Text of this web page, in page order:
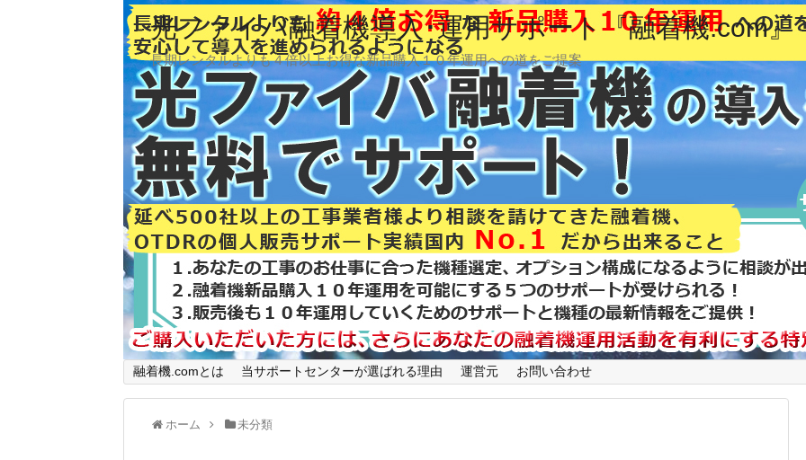
光ファイバ融着機導入･運用サポート『融着機.com』
長期レンタルよりも４倍以上お得な新品購入１０年運用への道をご提案
融着機.comとは 当サポートセンターが選ばれる理由 運営元 お問い合わせ
ホーム 未分類